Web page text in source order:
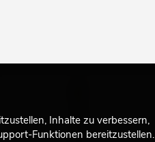
Inhalte zu verbessern,
Funktionen bereitzustellen.